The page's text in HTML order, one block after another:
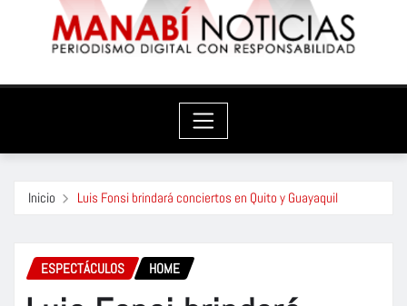
Inicio Luis Fonsi brindará conciertos en Quito y Guayaquil
ESPECTÁCULOS HOME